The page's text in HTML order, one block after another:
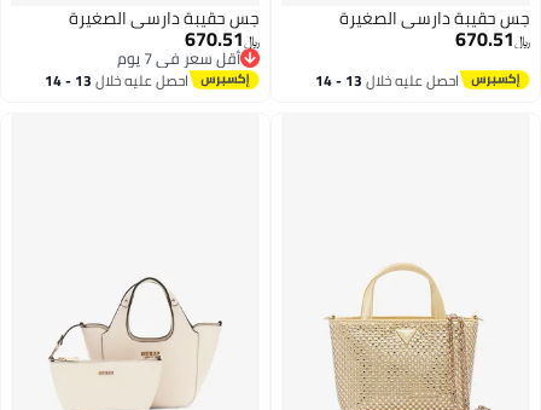
جس حقيبة دارسي الصغيرة
﷼‏ 670.51
احصل عليه خلال 13 - 14
جس حقيبة دارسي الصغيرة
﷼‏ 670.51
أقل سعر في 7 يوم
أقل سعر في 7 يوماحصل عليه خلال 13 - 14